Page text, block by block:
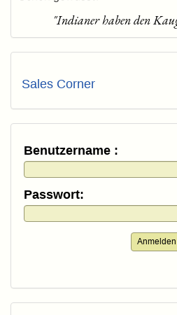
"Indianer haben den
Sales Corner
Benutzername :
Passwort:
Anmelden